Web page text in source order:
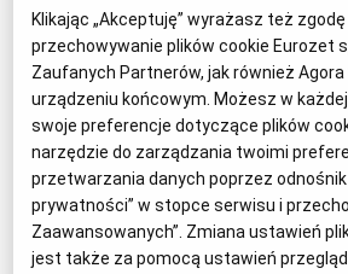
dokumentuje rosyjskiej inwazji
koszmar wojny i losy żołnierzy na
frontu.
Laureat polskich i
"Dziennikarz Roku" Grand Press
PAP im. Ryszarda
Press w kategorii reportaż
reportaż telewizyjny roku (2013,
Srebrny Delfin na Cannes
Klikając „Akceptuję” wyrażasz też
przechowywanie plików cookie Eurozet
Zaufanych Partnerów, jak również Agora
urządzeniu końcowym. Możesz w
swoje preferencje dotyczące plików
narzędzie do zarządzania twoimi
przetwarzania danych poprzez odnośnik
prywatności” w stopce serwisu i
Zaawansowanych”. Zmiana ustawień
jest także za pomocą ustawień